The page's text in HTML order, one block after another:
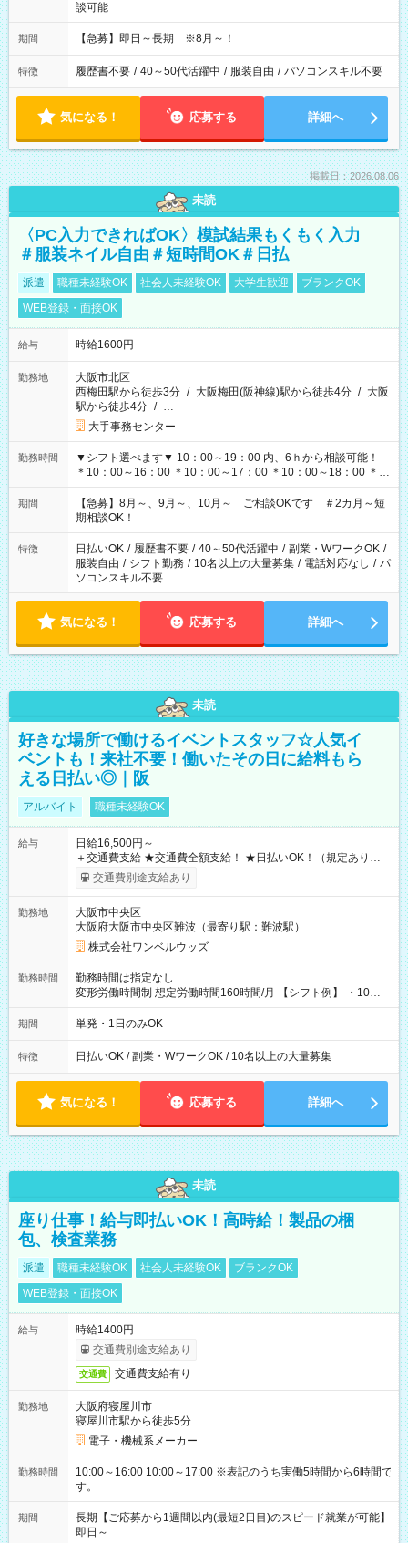
談可能
期間 【急募】即日～長期 ※8月～！
特徴 履歴書不要 / 40～50代活躍中 / 服装自由 / パソコンスキル不要
気になる！ 応募する 詳細へ
掲載日：2026.08.06
未読
〈PC入力できればOK〉模試結果もくもく入力
＃服装ネイル自由＃短時間OK＃日払
派遣 職種未経験OK 社会人未経験OK 大学生歓迎
ブランクOK
WEB登録・面接OK
給与 時給1600円
勤務地
大阪市北区
西梅田駅から徒歩3分 / 大阪梅田(阪神線)駅から徒歩4分 / 大阪
駅から徒歩4分 / …
大手事務センター
勤務時間
▼シフト選べます▼ 10：00～19：00 内、6ｈから相談可能！
＊10：00～16：00 ＊10：00～17：00 ＊10：00～18：00 ＊
11：00～19：00 ＊12：00～19：00 ＊13：00～19：00
期間
【急募】8月～、9月～、10月～ ご相談OKです ＃2カ月～短
期相談OK！
特徴 日払いOK / 履歴書不要 / 40～50代活躍中 / 副業・WワークOK /
服装自由 / シフト勤務 / 10名以上の大量募集 / 電話対応なし / パ
ソコンスキル不要
気になる！ 応募する 詳細へ
未読
好きな場所で働けるイベントスタッフ☆人気イ
ベントも！来社不要！働いたその日に給料もら
える日払い◎｜阪
アルバイト 職種未経験OK
給与
日給16,500円～
＋交通費支給 ★交通費全額支給！ ★日払いOK！（規定あり） ┗
働いたその日に現金GET♪ お仕事後はコンビニATMから 日払
交通費別途支給あり
勤務地
大阪市中央区
大阪府大阪市中央区難波（最寄り駅：難波駅）
株式会社ワンベルウッズ
勤務時間
勤務時間は指定なし
変形労働時間制 想定労働時間160時間/月 【シフト例】 ・10：
00～20：00
期間 単発・1日のみOK
特徴 日払いOK / 副業・WワークOK / 10名以上の大量募集
気になる！ 応募する 詳細へ
未読
座り仕事！給与即払いOK！高時給！製品の梱
包、検査業務
派遣 職種未経験OK 社会人未経験OK
ブランクOK
WEB登録・面接OK
給与
時給1400円
交通費別途支給あり
交通費 交通費支給有り
勤務地
大阪府寝屋川市
寝屋川市駅から徒歩5分
電子・機械系メーカー
勤務時間
10:00～16:00 10:00～17:00 ※表記のうち実働5時間から6時間で
す。
期間
長期【ご応募から1週間以内(最短2日目)のスピード就業が可能】
即日～